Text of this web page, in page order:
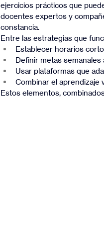
ejercicios prácticos que
docentes expertos y
constancia.
Entre las estrategias que
Establecer horarios
Definir metas
Usar plataformas que
Combinar el aprendizaje
Estos elementos,